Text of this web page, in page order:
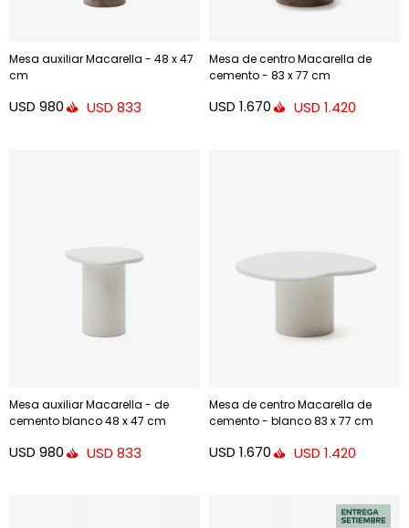
Mesa auxiliar Macarella - 48 x 47
cm
USD 980 USD 833
Mesa de centro Macarella de
cemento - 83 x 77 cm
USD 1.670 USD 1.420
Mesa auxiliar Macarella - de
cemento blanco 48 x 47 cm
USD 980 USD 833
Mesa de centro Macarella de
cemento - blanco 83 x 77 cm
USD 1.670 USD 1.420